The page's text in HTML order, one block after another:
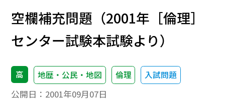
空欄補充問題（2001年［倫理］
センター試験本試験より）
高 地歴・公民・地図 倫理 入試問題
公開日： 2001年09月07日